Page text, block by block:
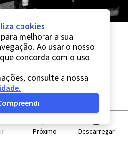
Próximo Descarregar
cookies
melhorar a sua
Ao usar o nosso
concorda com o uso
consulte a nossa
.